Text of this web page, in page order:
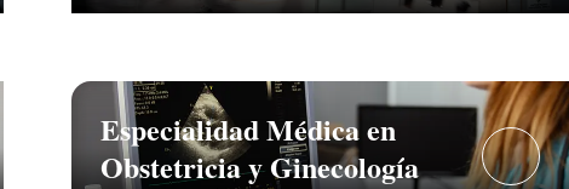
Especialidad Médica en
Obstetricia y Ginecología